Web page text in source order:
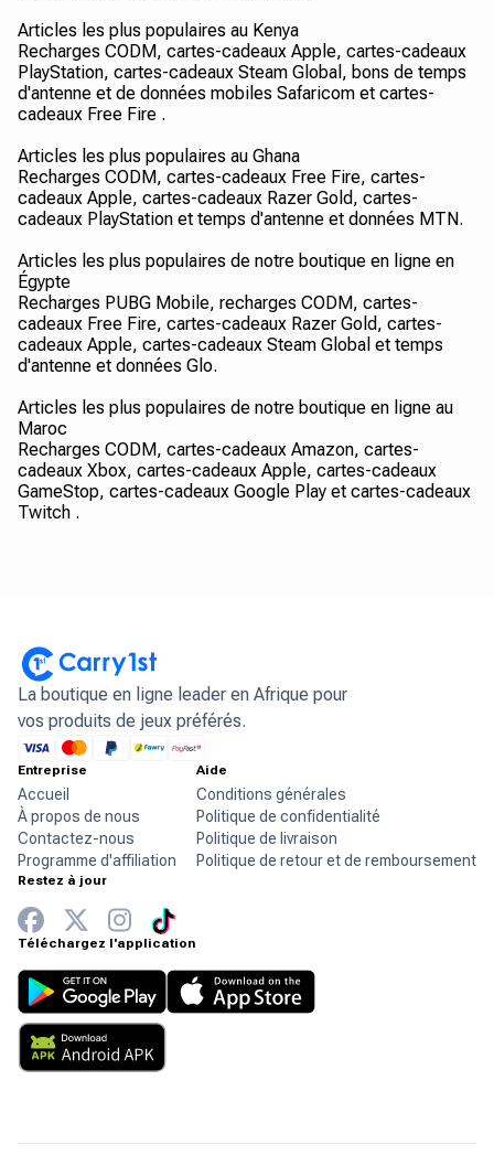
Articles les plus populaires au Kenya
Recharges CODM, cartes-cadeaux Apple, cartes-cadeaux
PlayStation, cartes-cadeaux Steam Global, bons de temps
d'antenne et de données mobiles Safaricom et cartes-
cadeaux Free Fire .
Articles les plus populaires au Ghana
Recharges CODM, cartes-cadeaux Free Fire, cartes-
cadeaux Apple, cartes-cadeaux Razer Gold, cartes-
cadeaux PlayStation et temps d'antenne et données MTN.
Articles les plus populaires de notre boutique en ligne en
Égypte
Recharges PUBG Mobile, recharges CODM, cartes-
cadeaux Free Fire, cartes-cadeaux Razer Gold, cartes-
cadeaux Apple, cartes-cadeaux Steam Global et temps
d'antenne et données Glo.
Articles les plus populaires de notre boutique en ligne au
Maroc
Recharges CODM, cartes-cadeaux Amazon, cartes-
cadeaux Xbox, cartes-cadeaux Apple, cartes-cadeaux
GameStop, cartes-cadeaux Google Play et cartes-cadeaux
Twitch .
La boutique en ligne leader en Afrique pour
vos produits de jeux préférés.
Entreprise
Accueil
À propos de nous
Contactez-nous
Programme d'affiliation
Aide
Conditions générales
Politique de confidentialité
Politique de livraison
Politique de retour et de remboursement
Restez à jour
Téléchargez l'application